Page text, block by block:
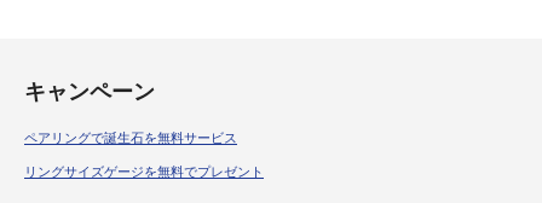
キャンペーン
ペアリングで誕生石を無料サービス
リングサイズゲージを無料でプレゼント